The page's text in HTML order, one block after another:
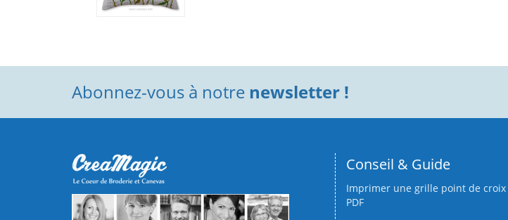
Abonnez-vous à notre newsletter !
Conseil & Guide
Imprimer une grille point de croix
PDF